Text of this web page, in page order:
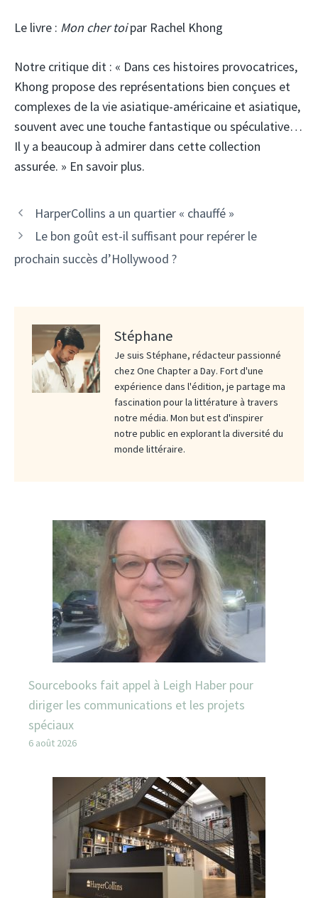
Le livre : Mon cher toipar Rachel Khong
Notre critique dit : « Dans ces histoires provocatrices,
Khong propose des représentations bien conçues et
complexes de la vie asiatique-américaine et asiatique,
souvent avec une touche fantastique ou spéculative…
Il y a beaucoup à admirer dans cette collection
assurée. » En savoir plus.
HarperCollins a un quartier « chauffé »
Le bon goût est-il suffisant pour repérer le
prochain succès d’Hollywood ?
Stéphane
Je suis Stéphane, rédacteur passionné
chez One Chapter a Day. Fort d'une
expérience dans l'édition, je partage ma
fascination pour la littérature à travers
notre média. Mon but est d'inspirer
notre public en explorant la diversité du
monde littéraire.
Sourcebooks fait appel à Leigh Haber pour
diriger les communications et les projets
spéciaux
6 août 2026